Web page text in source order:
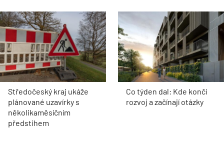
Středočeský kraj ukáže
plánované uzavírky s
několikaměsíčním
předstihem
Co týden dal: Kde končí
rozvoj a začínají otázky